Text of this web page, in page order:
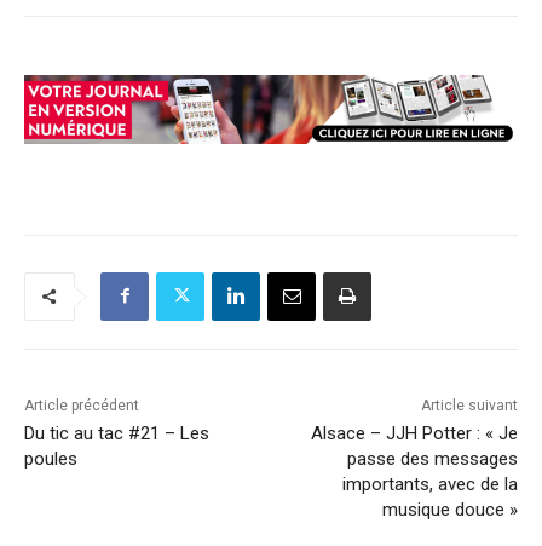
Article précédent
Du tic au tac #21 – Les
poules
Article suivant
Alsace – JJH Potter : « Je
passe des messages
importants, avec de la
musique douce »